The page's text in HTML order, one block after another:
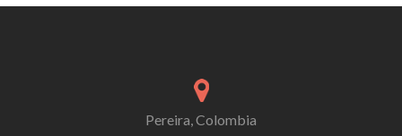
Pereira, Colombia